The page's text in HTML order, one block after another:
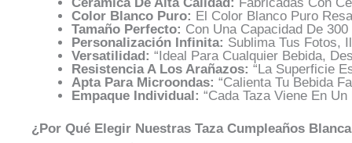
Color Blanco Puro: El Color Blanco Puro
Tamaño Perfecto: Con Una Capacidad De
Personalización Infinita: Sublima Tus Fotos,
Versatilidad: “Ideal Para Cualquier Bebida,
Resistencia A Los Arañazos: “La Superficie
Apta Para Microondas: “Calienta Tu Bebida
Empaque Individual: “Cada Taza Viene En
¿Por Qué Elegir Nuestras Taza Cumpleaños